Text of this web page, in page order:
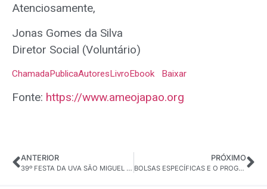
Atenciosamente,
Jonas Gomes da Silva
Diretor Social (Voluntário)
ChamadaPublicaAutoresLivroEbook Baixar
Fonte: https://www.ameojapao.org
ANTERIOR
39º FESTA DA UVA SÃO MIGUEL ARCANJO
PRÓXIMO
BOLSAS ESPECÍFICAS E O PROGRAMA DE APOIO AOS NIKKEIS NO JAPÃO têm inscrições abertas